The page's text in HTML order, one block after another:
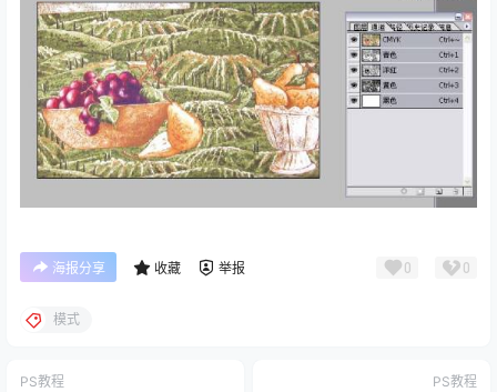
海报分享 收藏 举报 0 0
模式
PS教程 PS教程